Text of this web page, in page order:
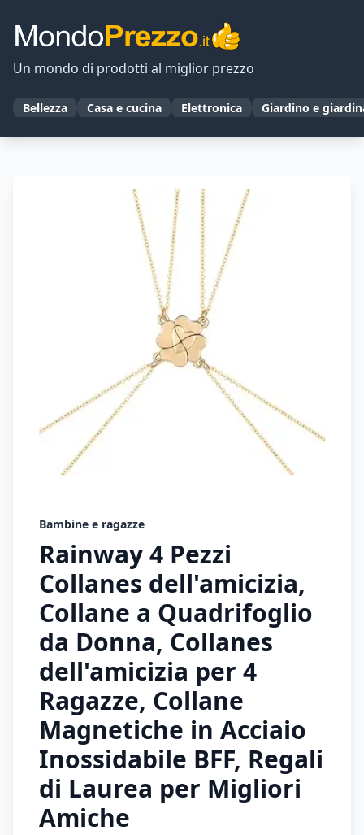
Un mondo di prodotti al miglior prezzo
Bellezza Casa e cucina Elettronica Giardino e
Bambine e ragazze
Rainway 4 Pezzi
Collanes dell'amicizia,
Collane a Quadrifoglio
da Donna, Collanes
dell'amicizia per 4
Ragazze, Collane
Magnetiche in Acciaio
Inossidabile BFF, Regali
di Laurea per Migliori
Amiche